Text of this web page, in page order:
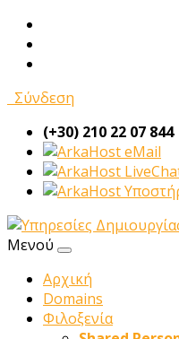
Σύνδεση
(+30) 210 22 07 844
eMail
Μενού
Αρχική
Domains
Φιλοξενία